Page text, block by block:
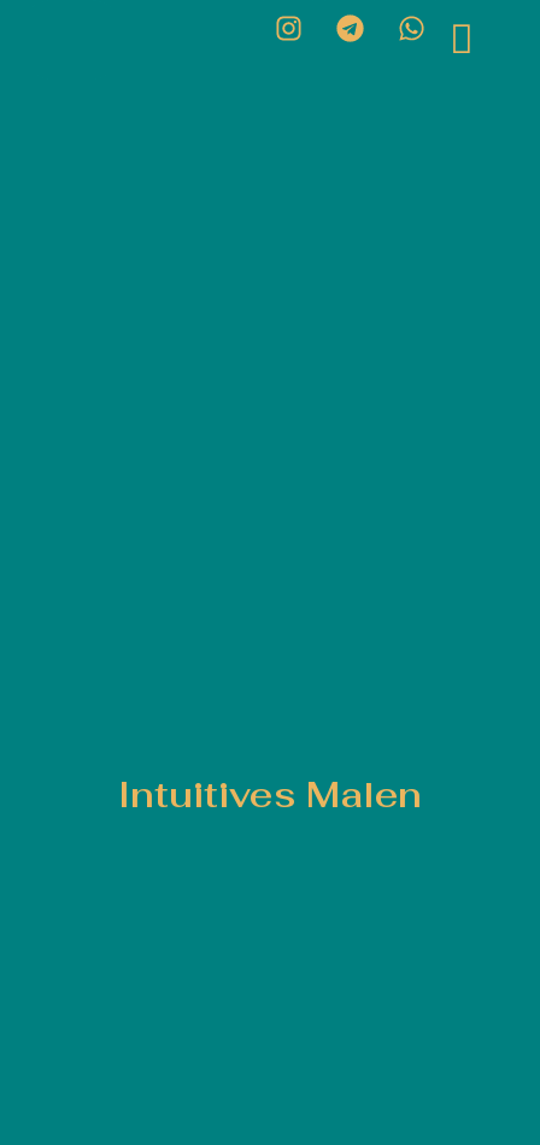
Intuitives Malen